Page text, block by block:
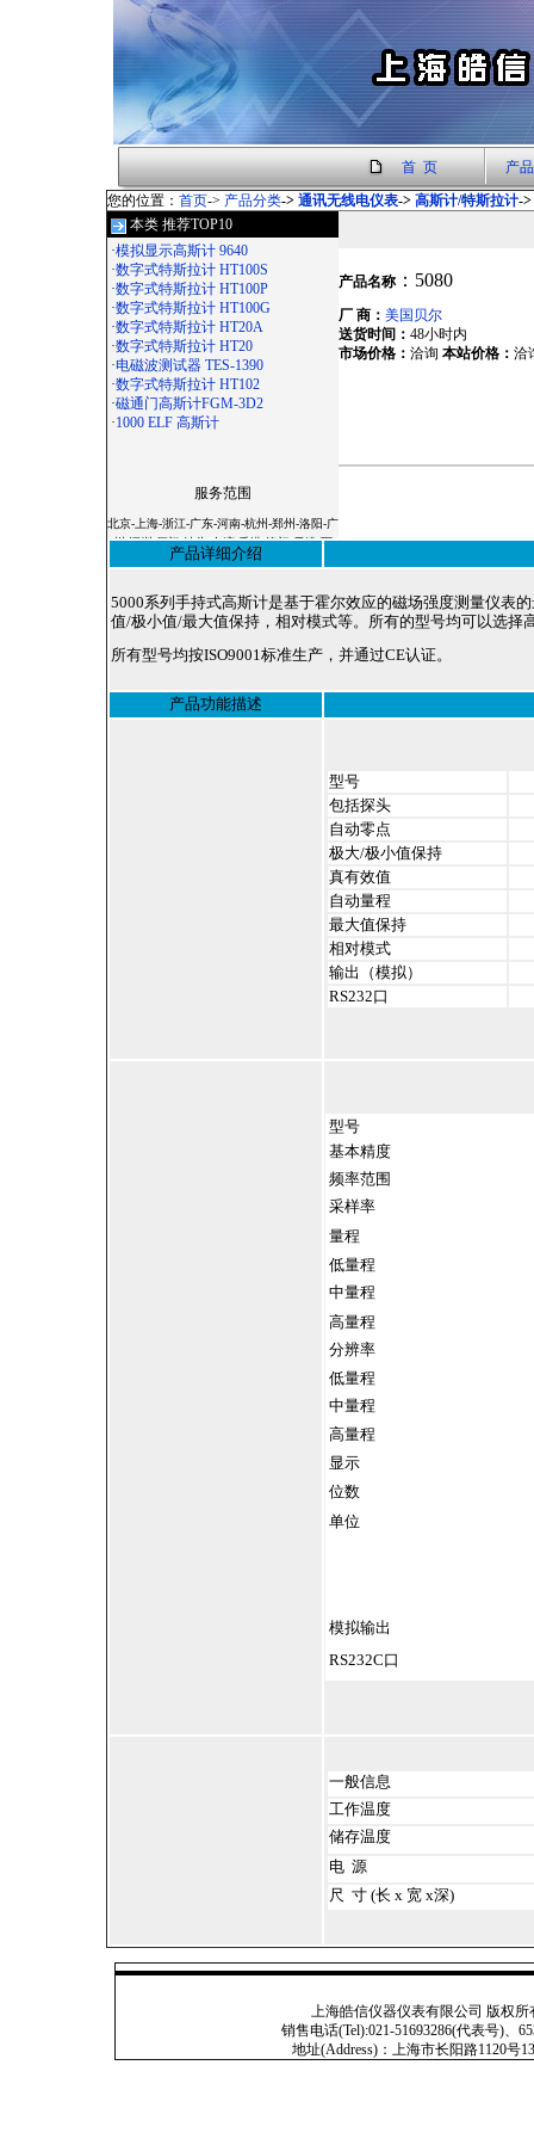
首 页
产
您的位置： 首页-> 产品分类-> 通讯无线电仪表-> 高斯计/特斯拉计->
本类 推荐TOP10
·模拟显示高斯计 9640
·数字式特斯拉计 HT100S
·数字式特斯拉计 HT100P
·数字式特斯拉计 HT100G
·数字式特斯拉计 HT20A
·数字式特斯拉计 HT20
·电磁波测试器 TES-1390
·数字式特斯拉计 HT102
·磁通门高斯计FGM-3D2
·1000 ELF 高斯计
服务范围
北京-上海-浙江-广东-河南-杭州-郑州-洛阳-广
州-深圳-厦门-汕头-台湾-香港-澳门-天津-西
安-宝鸡-杭州-温州-常州-无锡-苏州-南京-镇
和浩特-沈阳-长春-哈尔滨-南京-合肥-福州-南
昌-济南-郑州-武汉-长沙-广州-南宁-海口-成
木齐-杭州-沈阳-长春-哈尔滨-济南-武汉-广州-
杭州-淮安-连云港-昆山-嘉兴-湖州-秦皇岛-邯
郸-邢台-保定-张家口-承德-廊坊-呼和浩特-鞍
海-吉林-苏州-昆山-无锡-镇江-常州-连云港-淮
安-淮阴-盐城-扬州-徐州-宜兴-江阴-南通-扬
产品名称 ：5080
厂 商： 美国贝尔
送货时间： 48小时内
市场价格： 洽询 本站价格： 洽
产品详细介绍
5000系列手持式高斯计是基于霍尔效应的磁场强度测量仪表
值/极小值/最大值保持，相对模式等。所有的型号均可以选择
所有型号均按ISO9001标准生产，并通过CE认证。
产品功能描述
型号
包括探头
自动零点
极大/极小值保持
真有效值
自动量程
最大值保持
相对模式
输出（模拟）
RS232口
型号
基本精度
频率范围
采样率
量程
低量程
中量程
高量程
分辨率
低量程
中量程
高量程
显示
位数
单位
模拟输出
RS232C口
一般信息
工作温度
储存温度
电 源
尺 寸 (长 x 宽 x深)
上海皓信仪器仪表有限公司 版权所
销售电话(Tel):021-51693286(代表号)、
地址(Address)：上海市长阳路1120号